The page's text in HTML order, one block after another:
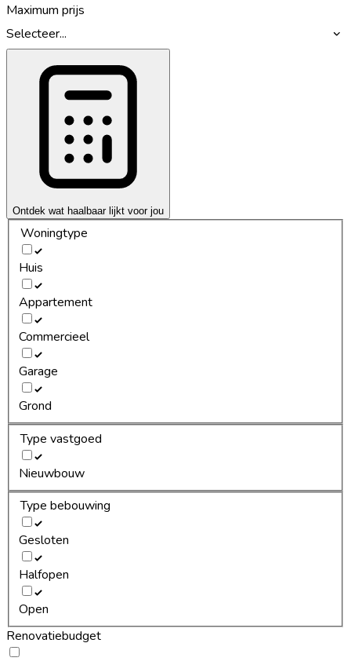
Maximum prijs
Selecteer...
Ontdek wat haalbaar lijkt voor jou
Woningtype
Huis
Appartement
Commercieel
Garage
Grond
Type vastgoed
Nieuwbouw
Type bebouwing
Gesloten
Halfopen
Open
Renovatiebudget